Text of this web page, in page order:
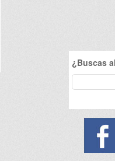
¿Buscas